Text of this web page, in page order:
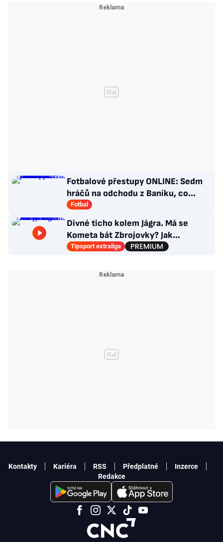
Fotbalové přestupy ONLINE: Sedm
hráčů na odchodu z Baníku, co
situace kolem Nombila?
Fotbal
Divné ticho kolem Jágra. Má se
Kometa bát Zbrojovky? Jak
poskládat Pardubice
Tipsport extraliga
Kontakty Kariéra RSS Předplatné
Inzerce
Redakce